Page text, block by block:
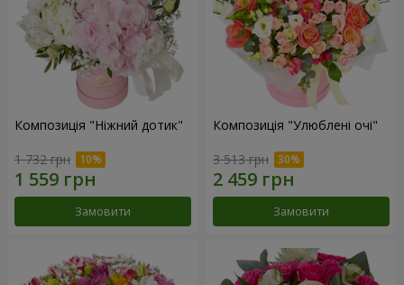
Композиція "Ніжний дотик"
1 732 грн
Замовити
Композиція "Улюблені очі"
3 513 грн
Замовити